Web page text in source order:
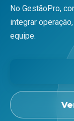
No GestãoPro,
integrar
equipe.